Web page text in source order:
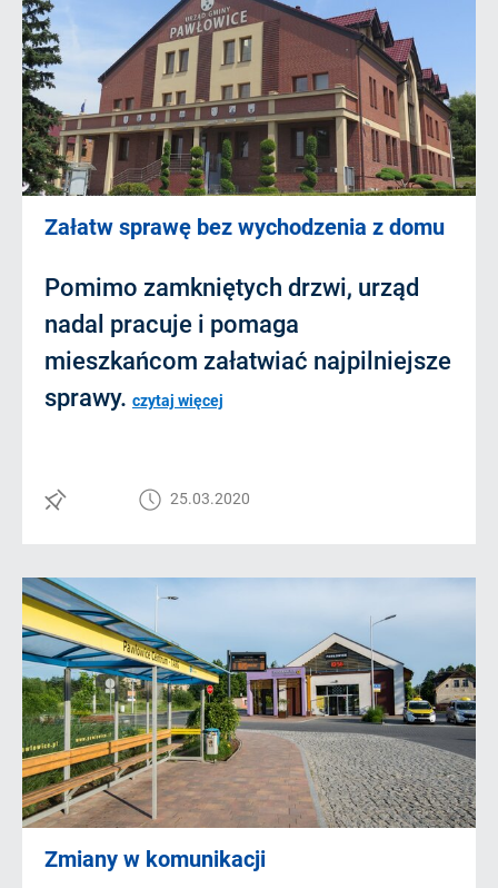
Załatw sprawę bez wychodzenia z domu
Pomimo zamkniętych drzwi, urząd
nadal pracuje i pomaga
mieszkańcom załatwiać najpilniejsze
sprawy. czytaj więcej
25.03.2020
Zmiany w komunikacji